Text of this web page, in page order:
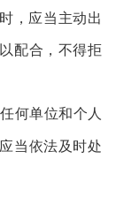
，应当主动出
配合，不得拒
何单位和个人
当依法及时处